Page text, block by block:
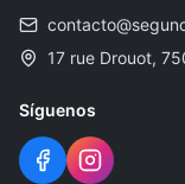
17 rue Drouot,
Síguenos